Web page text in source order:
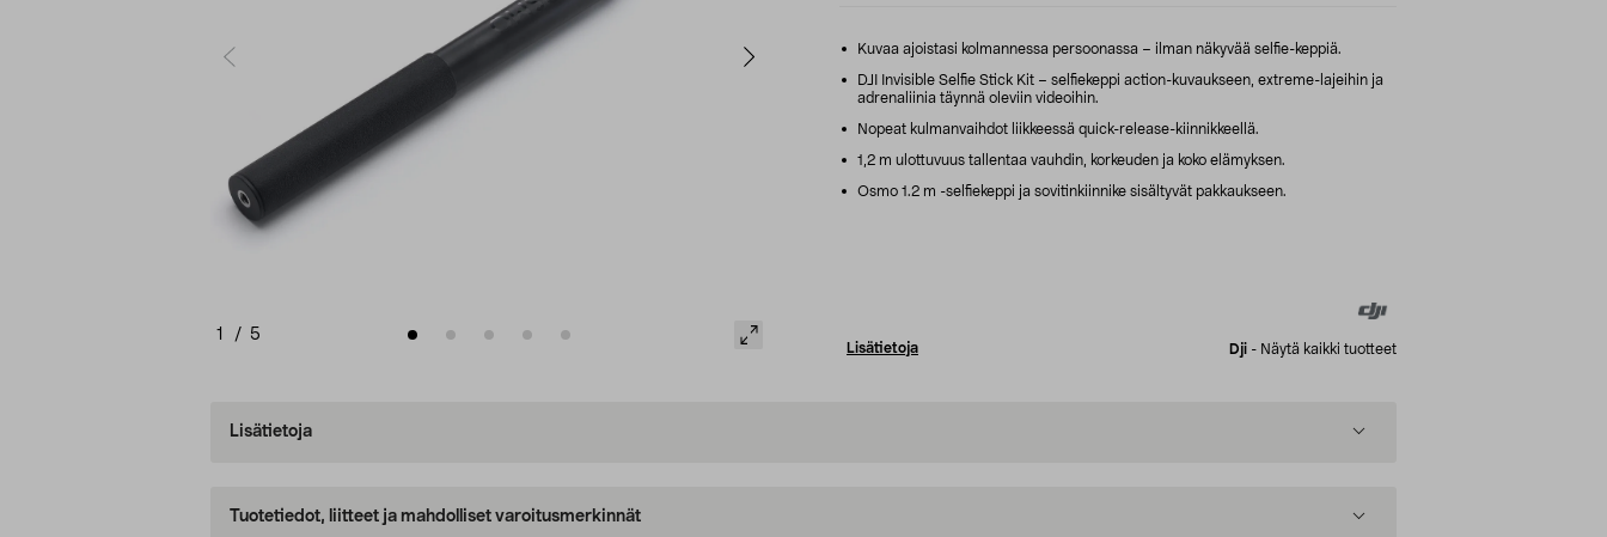
1 / 5
Kuvaa ajoistasi kolmannessa persoonassa – ilman näkyvää selfie-keppiä.
DJI Invisible Selfie Stick Kit – selfiekeppi action-kuvaukseen, extreme-lajeihin ja
adrenaliinia täynnä oleviin videoihin.
Nopeat kulmanvaihdot liikkeessä quick-release-kiinnikkeellä.
1,2 m ulottuvuus tallentaa vauhdin, korkeuden ja koko elämyksen.
Osmo 1.2 m -selfiekeppi ja sovitinkiinnike sisältyvät pakkaukseen.
Lisätietoja Dji - Näytä kaikki tuotteet
Lisätietoja
Tuotetiedot, liitteet ja mahdolliset varoitusmerkinnät